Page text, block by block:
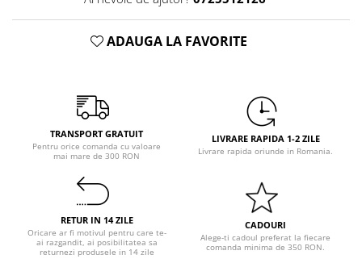
Petrecere Anii '20
Summer Party
Petrecere Majorat
Petrecere 30 ani
Petrecere 40 Ani
Petrecere 50 ani
Craciun
ADAUGA LA FAVORITE
TRANSPORT GRATUIT
Pentru orice comanda cu valoare
mai mare de 300 RON
LIVRARE RAPIDA 1-2 ZILE
Livrare rapida oriunde in Romania.
RETUR IN 14 ZILE
Oricare ar fi motivul pentru care te-
ai razgandit, ai posibilitatea sa
returnezi produsele in 14 zile
CADOURI
Alege-ti cadoul preferat la fiecare
comanda minima de 350 RON.